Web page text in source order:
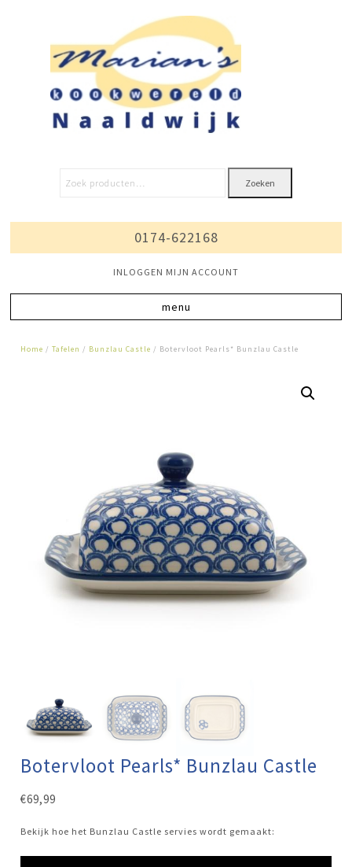
Zoeken
0174-622168
INLOGGEN MIJN ACCOUNT
Home /Tafelen / Bunzlau Castle / Botervloot Pearls* Bunzlau Castle
Botervloot Pearls* Bunzlau Castle
€69,99
Bekijk hoe het Bunzlau Castle servies wordt gemaakt: